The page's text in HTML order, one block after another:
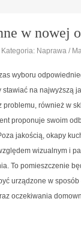
w nowej
Kategoria: Naprawa /
wyboru
stawiać na najwyższą
problemu, również w
proponuje swoim
jakością, okapy
wizualnym i
To pomieszczenie
urządzone w
oczekiwania